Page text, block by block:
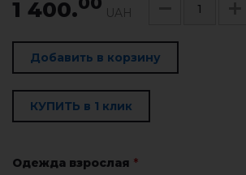
1 400. UAH
Добавить в корзину
КУПИТЬ в 1 клик
Одежда взрослая *